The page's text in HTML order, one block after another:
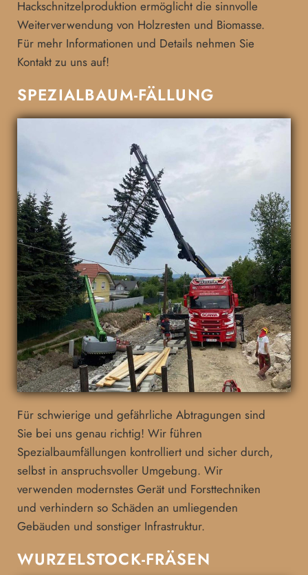
Hackschnitzelproduktion ermöglicht die sinnvolle
Weiterverwendung von Holzresten und Biomasse.
Für mehr Informationen und Details nehmen Sie
Kontakt zu uns auf!
SPEZIALBAUM-FÄLLUNG
Für schwierige und gefährliche Abtragungen sind
Sie bei uns genau richtig! Wir führen
Spezialbaumfällungen kontrolliert und sicher durch,
selbst in anspruchsvoller Umgebung. Wir
verwenden modernstes Gerät und Forsttechniken
und verhindern so Schäden an umliegenden
Gebäuden und sonstiger Infrastruktur.
WURZELSTOCK-FRÄSEN